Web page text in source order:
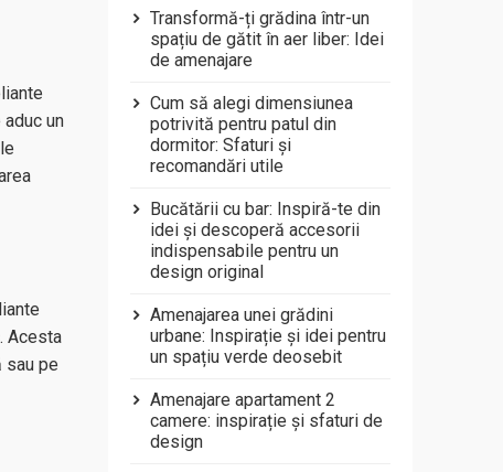
un
Acesta
sau pe
Transformă-ți grădina într-un
spațiu de gătit în aer liber: Idei
de amenajare
Cum să alegi dimensiunea
potrivită pentru patul din
dormitor: Sfaturi și
recomandări utile
Bucătării cu bar: Inspiră-te din
idei și descoperă accesorii
indispensabile pentru un
design original
Amenajarea unei grădini
urbane: Inspirație și idei pentru
un spațiu verde deosebit
Amenajare apartament 2
camere: inspirație și sfaturi de
design